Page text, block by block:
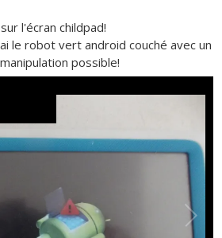
l'écran childpad!
le robot vert android couché avec un
possible!